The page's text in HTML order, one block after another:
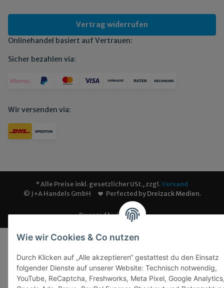
Wie wir Cookies & Co nutzen
Durch Klicken auf „Alle akzeptieren“ gestattest du den Einsatz
folgender Dienste auf unserer Website: Technisch notwendig,
YouTube, ReCaptcha, Freshworks, Meta Pixel, Google
Vertrag widerrufen
Onlinehandel basiert auf Vertrauen:
Sicher bezahlen via:
Wir versenden via:
* Alle Preise inkl. gesetzlicher USt., zzgl.Versand
© J+A Handels GmbH
Perfected byDreizack Medien.
Powered byJTL-Shop